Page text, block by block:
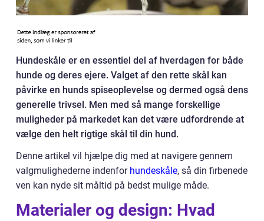
Hundeskåle er en essentiel del af hverdagen for både
hunde og deres ejere. Valget af den rette skål kan
påvirke en hunds spiseoplevelse og dermed også dens
generelle trivsel. Men med så mange forskellige
muligheder på markedet kan det være udfordrende at
vælge den helt rigtige skål til din hund.
Denne artikel vil hjælpe dig med at navigere gennem
valgmulighederne indenfor hundeskåle, så din firbenede
ven kan nyde sit måltid på bedst mulige måde.
Materialer og design: Hvad